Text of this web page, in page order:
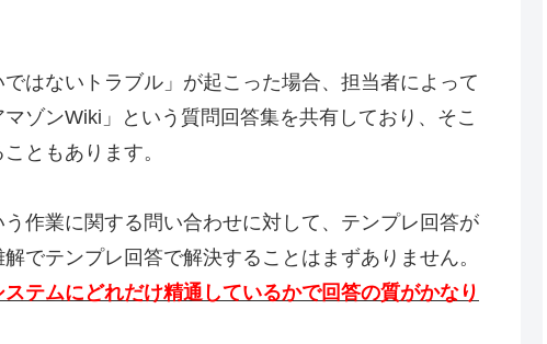
はないトラブル」が起こった場合、担当者によって
ゾンWiki」という質問回答集を共有しており、そこ
ともあります。
作業に関する問い合わせに対して、テンプレ回答が
でテンプレ回答で解決することはまずありません。
テムにどれだけ精通しているかで回答の質がかなり